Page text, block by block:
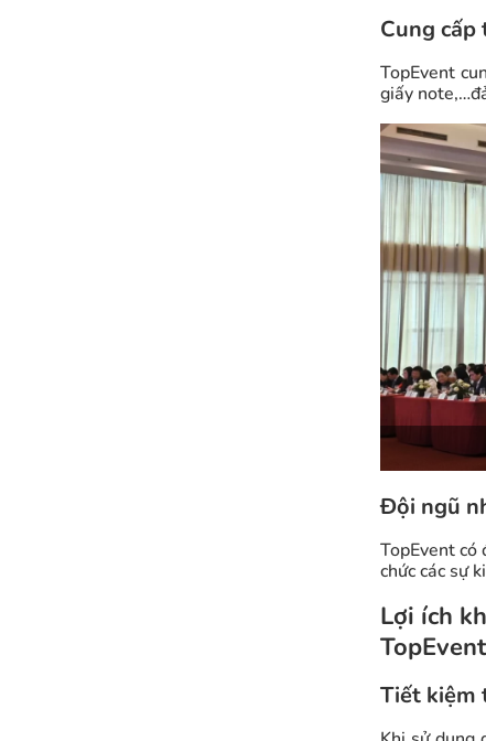
Cung
TopEvent
giấy
Đội ngũ
TopEvent
chức các sự
Lợi ích
TopEvent
Tiết kiệm